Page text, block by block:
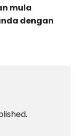
mula
dengan